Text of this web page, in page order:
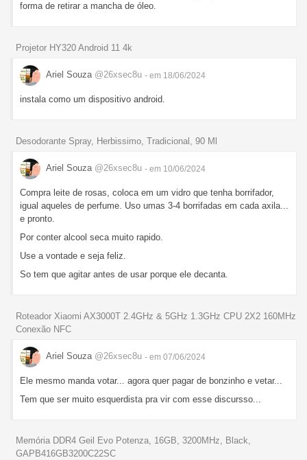
forma de retirar a mancha de óleo.
Projetor HY320 Android 11 4k
Ariel Souza @26xsec8u - em 18/06/2024
instala como um dispositivo android.
Desodorante Spray, Herbissimo, Tradicional, 90 Ml
Ariel Souza @26xsec8u - em 10/06/2024
Compra leite de rosas, coloca em um vidro que tenha borrifador,
igual aqueles de perfume. Uso umas 3-4 borrifadas em cada axila...
e pronto.
Por conter alcool seca muito rapido.
Use a vontade e seja feliz.
So tem que agitar antes de usar porque ele decanta.
Roteador Xiaomi AX3000T 2.4GHz & 5GHz 1.3GHz CPU 2X2 160MHz
Conexão NFC
Ariel Souza @26xsec8u - em 07/06/2024
Ele mesmo manda votar... agora quer pagar de bonzinho e vetar...
Tem que ser muito esquerdista pra vir com esse discursso...
Memória DDR4 Geil Evo Potenza, 16GB, 3200MHz, Black,
GAPB416GB3200C22SC